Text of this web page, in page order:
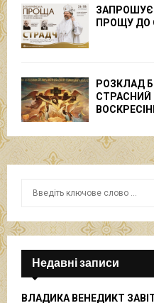
ПРОЩУ ДО
РОЗКЛАД
СТРАСНИЙ
r
f
Недавні записи
ВЛАДИКА ВЕНЕДИКТ